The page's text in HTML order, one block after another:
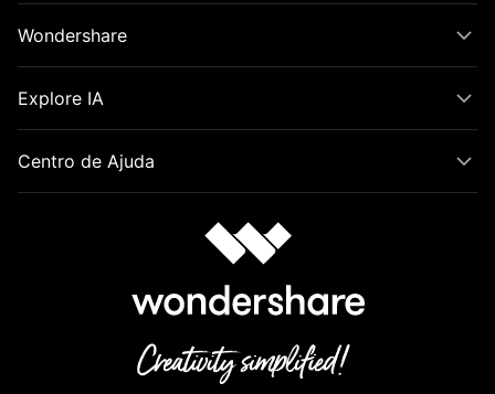
Wondershare
Explore IA
Centro de Ajuda